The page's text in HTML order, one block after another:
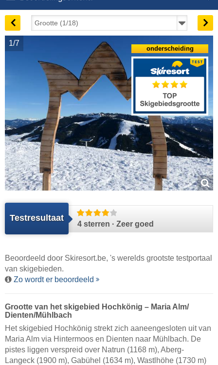
1/7
Testresultaat
4 sterren · Zeer goed
onderscheiding
Beoordeeld door Skiresort.be, 's werelds grootste testportaal
van skigebieden.
Zo wordt er beoordeeld
Grootte van het skigebied Hochkönig – Maria Alm/​
Dienten/​Mühlbach
Het skigebied Hochkönig strekt zich aaneengesloten uit van
Maria Alm via Hintermoos en Dienten naar Mühlbach. De
pistes liggen verspreid over Natrun (1168 m), Aberg-
Langeck (1900 m), Gabühel (1634 m), Wastlhöhe (1730 m)